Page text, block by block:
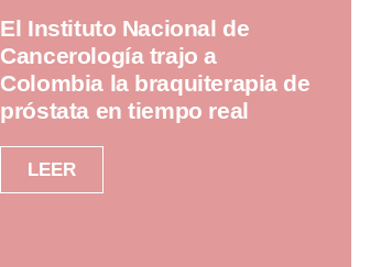
El Instituto Nacional de
Cancerología trajo a
Colombia la braquiterapia de
próstata en tiempo real
LEER